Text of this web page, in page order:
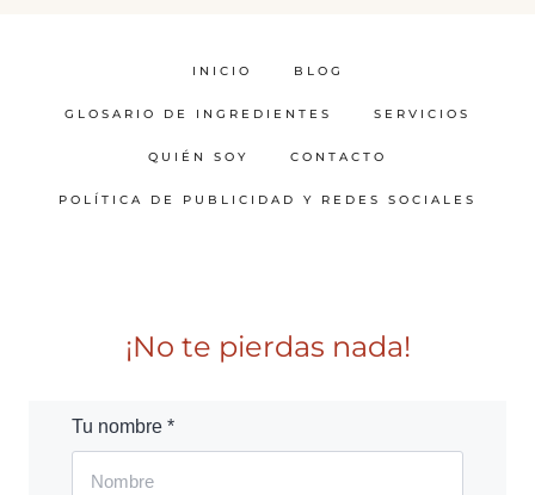
INICIO BLOG
GLOSARIO DE INGREDIENTES SERVICIOS
QUIÉN SOY CONTACTO
POLÍTICA DE PUBLICIDAD Y REDES SOCIALES
¡No te pierdas nada!
Tu nombre *